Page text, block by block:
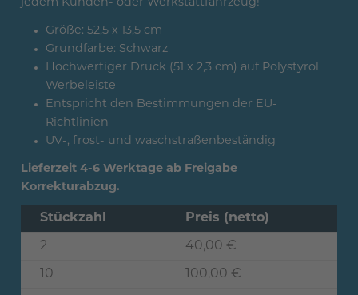
jedem Kunden- oder Werkstattfahrzeug!
Größe: 52,5 x 13,5 cm
Grundfarbe: Schwarz
Hochwertiger Druck (51 x 2,3 cm) auf Polystyrol
Werbeleiste
Entspricht den Bestimmungen der EU-
Richtlinien
UV-, frost- und waschstraßenbeständig
Lieferzeit 4-6 Werktage ab Freigabe
Korrekturabzug.
Stückzahl Preis (netto)
2 40,00 €
10 100,00 €